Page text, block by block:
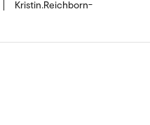
Kristin.Reichborn-